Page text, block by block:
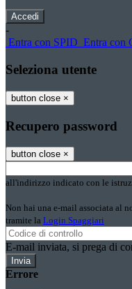
-
Entra con SPID Entra con
Seleziona utente
button close ×
Recupero password
button close ×
all'indirizzo indicato con le
Non hai una e-mail associata al
tramite la Login Spaggiari
E-mail inviata, si prega di
Errore